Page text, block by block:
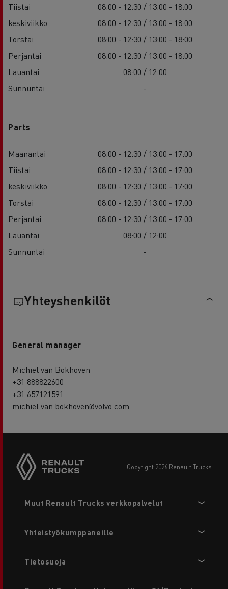
Tiistai
08:00 - 12:30 / 13:00 - 18:00
keskiviikko
08:00 - 12:30 / 13:00 - 18:00
Torstai
08:00 - 12:30 / 13:00 - 18:00
Perjantai
08:00 - 12:30 / 13:00 - 18:00
Lauantai
08:00 / 12:00
Sunnuntai
-
Parts
Maanantai
08:00 - 12:30 / 13:00 - 17:00
Tiistai
08:00 - 12:30 / 13:00 - 17:00
keskiviikko
08:00 - 12:30 / 13:00 - 17:00
Torstai
08:00 - 12:30 / 13:00 - 17:00
Perjantai
08:00 - 12:30 / 13:00 - 17:00
Lauantai
08:00 / 12:00
Sunnuntai
-
Yhteyshenkilöt
General manager
Michiel van Bokhoven
+31 888822600
+31 657121591
michiel.van.bokhoven@volvo.com
copyright 2026 Renault Trucks
menu
Muut Renault Trucks verkkopalvelut
Yhteistyökumppaneille
Tietosuoja